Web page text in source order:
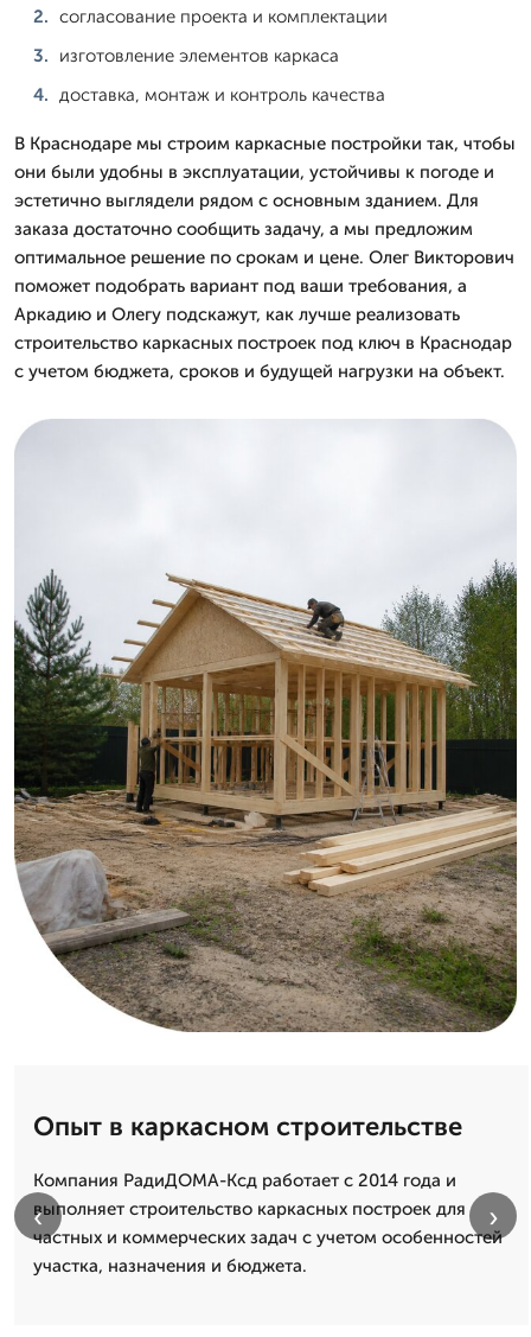
согласование проекта и комплектации
изготовление элементов каркаса
доставка, монтаж и контроль качества
В Краснодаре мы строим каркасные постройки так, чтобы
они были удобны в эксплуатации, устойчивы к погоде и
эстетично выглядели рядом с основным зданием. Для
заказа достаточно сообщить задачу, а мы предложим
оптимальное решение по срокам и цене. Олег Викторович
поможет подобрать вариант под ваши требования, а
Аркадию и Олегу подскажут, как лучше реализовать
строительство каркасных построек под ключ в Краснодар
с учетом бюджета, сроков и будущей нагрузки на объект.
Опыт в каркасном строительстве
Компания РадиДОМА-Ксд работает с 2014 года и
выполняет строительство каркасных построек для
частных и коммерческих задач с учетом особенностей
участка, назначения и бюджета.
‹ ›